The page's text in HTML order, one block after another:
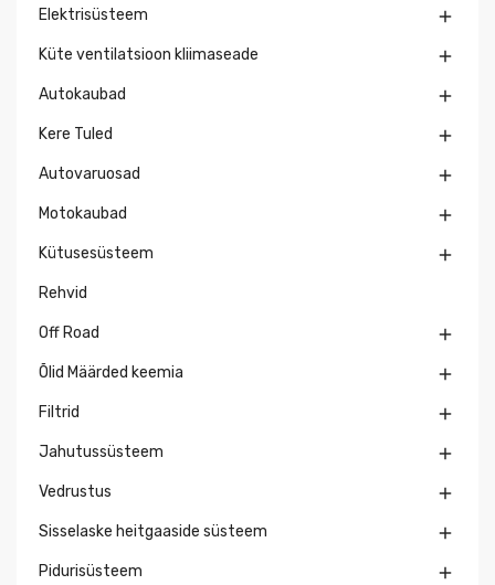
Elektrisüsteem 
Küte ventilatsioon kliimaseade 
Autokaubad 
Kere Tuled 
Autovaruosad 
Motokaubad 
Kütusesüsteem 
Rehvid
Off Road 
Õlid Määrded keemia 
Filtrid 
Jahutussüsteem 
Vedrustus 
Sisselaske heitgaaside süsteem 
Pidurisüsteem 